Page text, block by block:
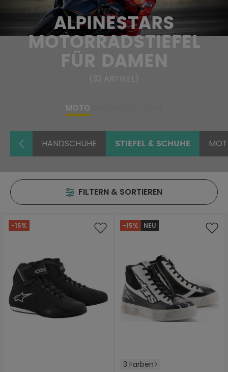
ALPINESTARS
MOTORRADSTIEFEL
FÜR DAMEN
(32 ARTIKEL)
MOTO
HANDSCHUHE STIEFEL & SCHUHE
FILTERN & SORTIEREN
-15% -15% NEU
3 Farben